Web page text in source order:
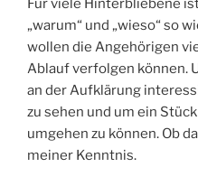
Für viele Hinterbliebene
„warum“ und „wieso“ so
wollen die Angehörigen
Ablauf verfolgen können.
an der Aufklärung
zu sehen und um ein
umgehen zu können. Ob
meiner Kenntnis.